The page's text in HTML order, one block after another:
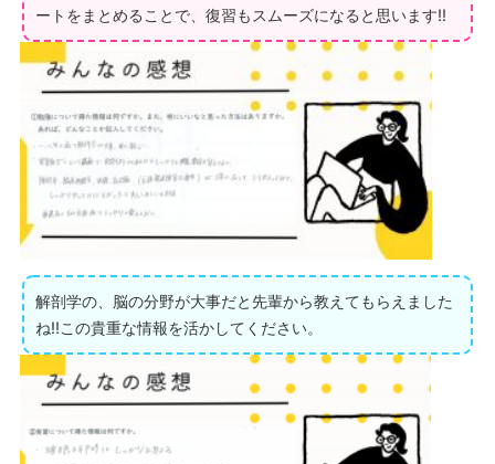
ートをまとめることで、復習もスムーズになると思います‼
解剖学の、脳の分野が大事だと先輩から教えてもらえました
ね‼この貴重な情報を活かしてください。